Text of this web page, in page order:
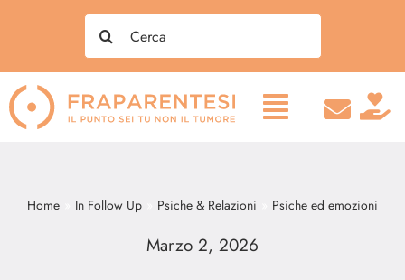
Search
for:
Home In Follow Up Psiche & Relazioni Psiche ed emozioni
Marzo 2, 2026